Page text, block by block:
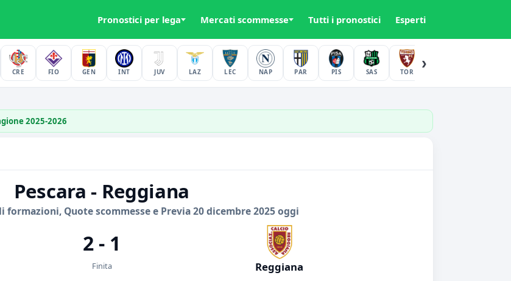
Pronostici per lega Mercati scommesse Tutti i pronostici Esperti
CRE FIO GEN INT JUV LAZ LEC NAP PAR PIS SAS TOR
›
2025-2026
Pescara - Reggiana
formazioni, Quote scommesse e Previa 20 dicembre 2025 oggi
2 - 1
Finita Reggiana